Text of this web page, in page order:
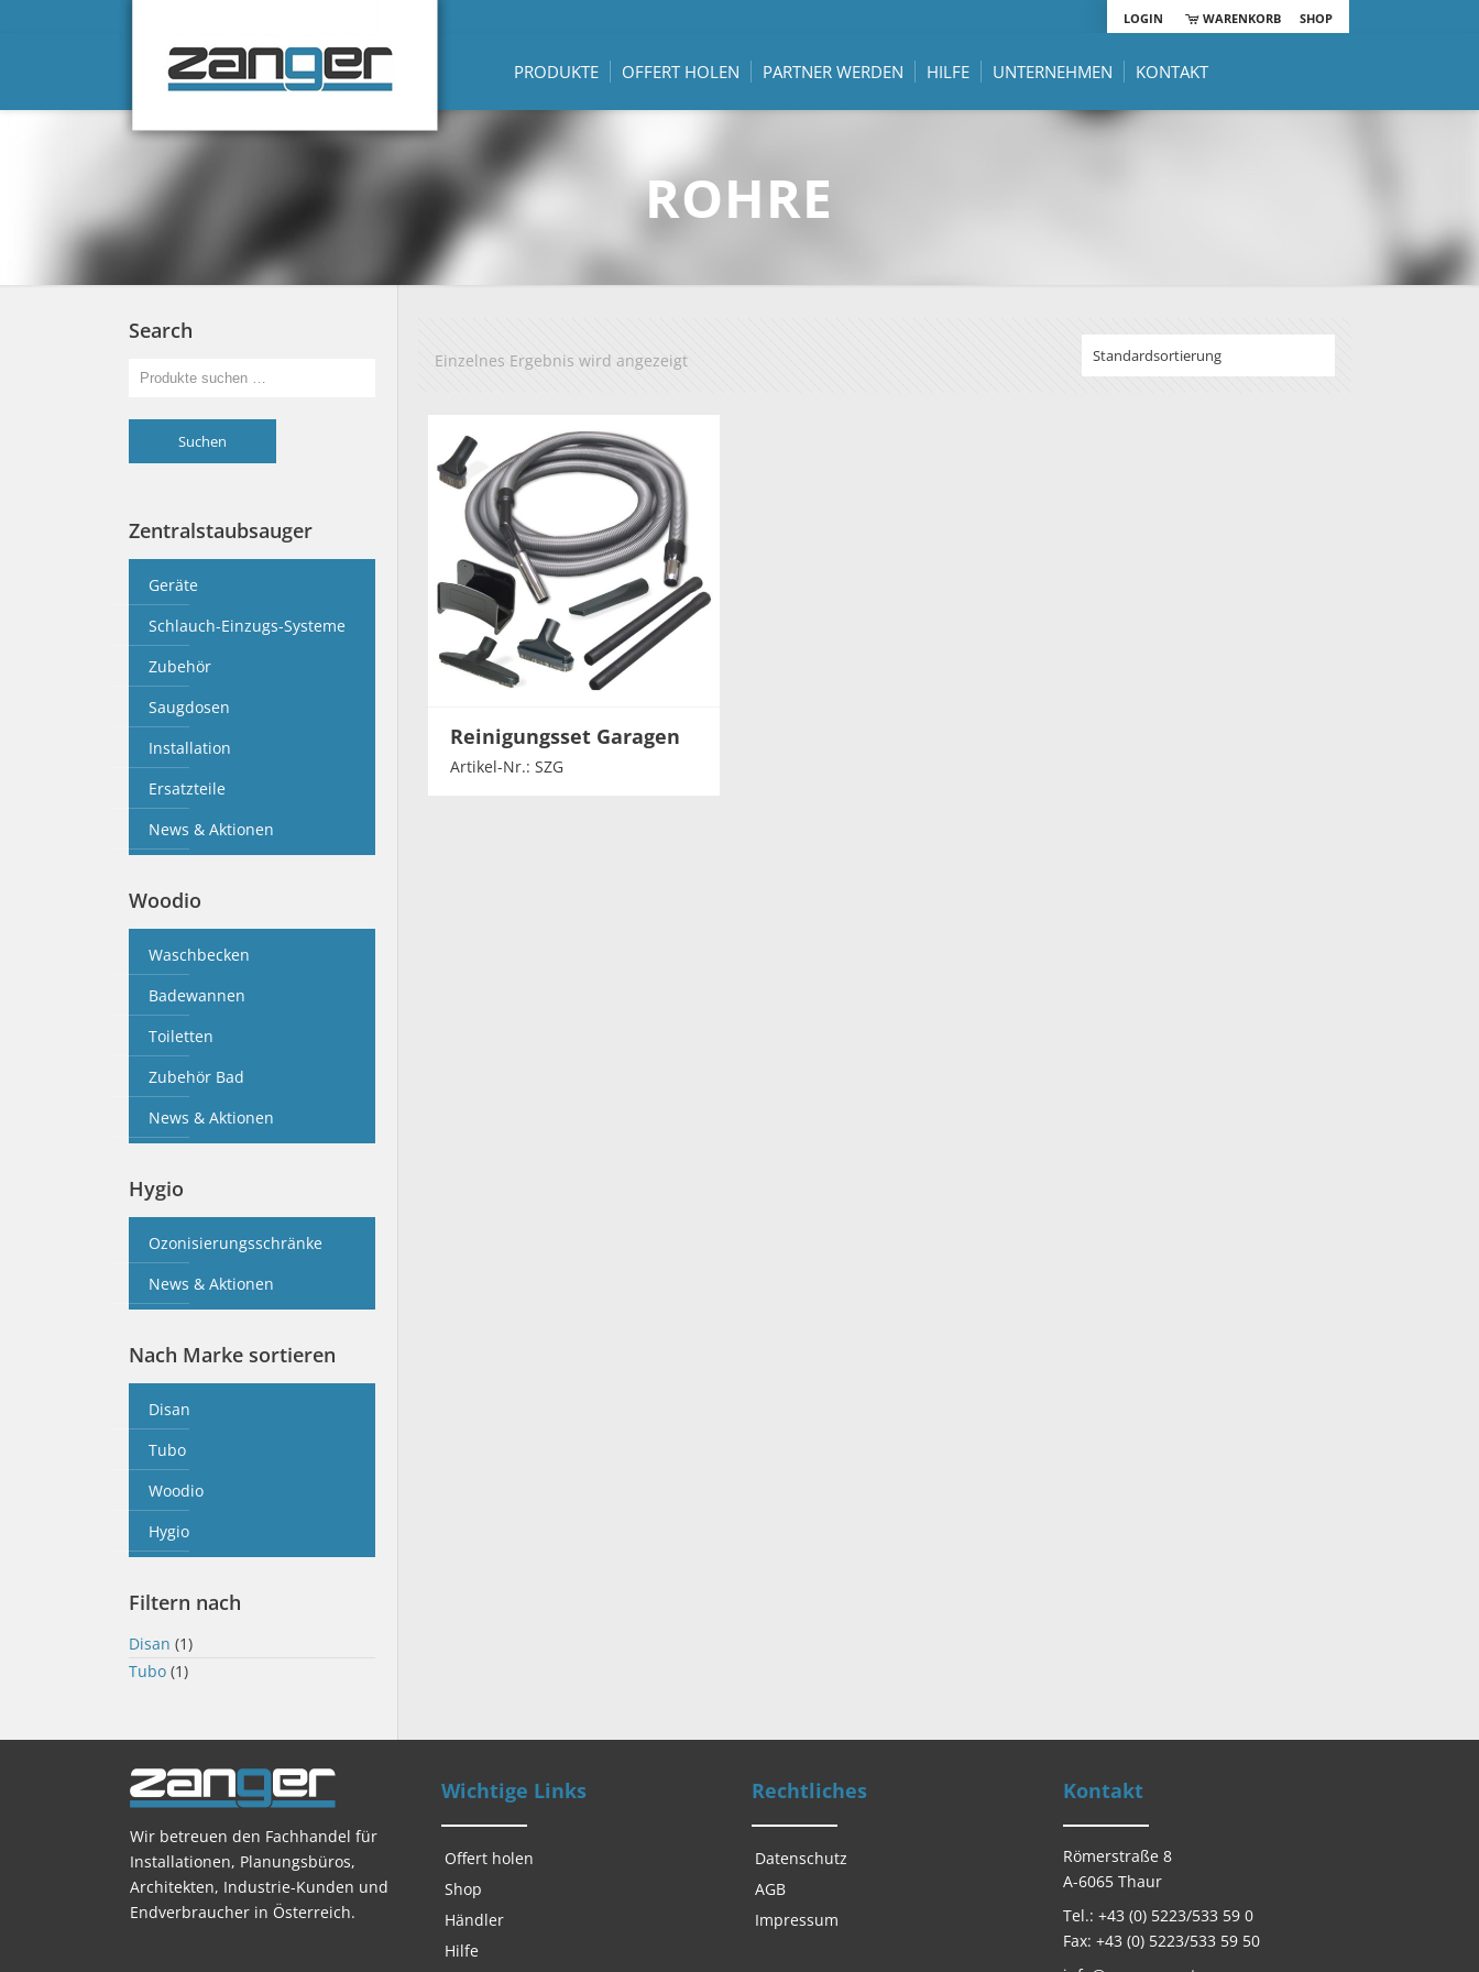
LOGIN WARENKORB SHOP
PRODUKTE OFFERT HOLEN PARTNER WERDEN HILFE UNTERNEHMEN KONTAKT
ROHRE
Einzelnes Ergebnis wird angezeigt
Reinigungsset Garagen
Artikel-Nr.: SZG
Search
Suchen
Zentralstaubsauger
Geräte
Schlauch-Einzugs-Systeme
Zubehör
Saugdosen
Installation
Ersatzteile
News & Aktionen
Woodio
Waschbecken
Badewannen
Toiletten
Zubehör Bad
News & Aktionen
Hygio
Ozonisierungsschränke
News & Aktionen
Nach Marke sortieren
Disan
Tubo
Woodio
Hygio
Filtern nach
Disan (1)
Tubo (1)
Wir betreuen den Fachhandel für
Installationen, Planungsbüros,
Architekten, Industrie-Kunden und
Endverbraucher in Österreich.
Wichtige Links
Offert holen
Shop
Händler
Hilfe
Rechtliches
Datenschutz
AGB
Impressum
Kontakt
Römerstraße 8
A-6065 Thaur
Tel.: +43 (0) 5223/533 59 0
Fax: +43 (0) 5223/533 59 50